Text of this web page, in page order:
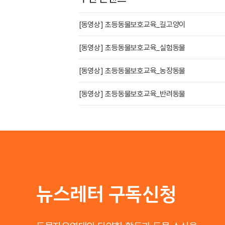
[동영상] 초등동물보호교육_길고양이
[동영상] 초등동물보호교육_실험동물
[동영상] 초등동물보호교육_농장동물
[동영상] 초등동물보호교육_반려동물
뉴스레터 구독신청